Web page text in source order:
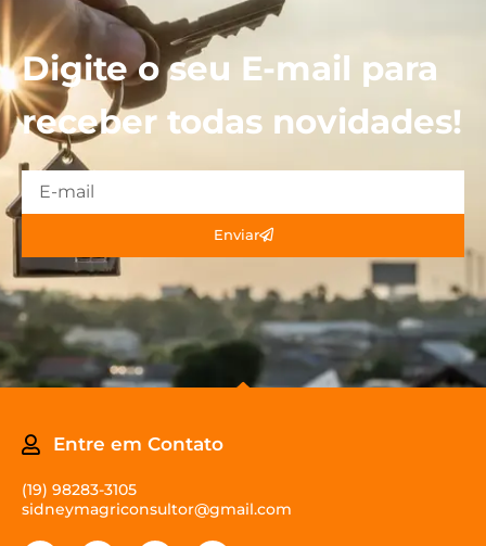
Digite o seu E-mail para
receber todas novidades!
Enviar
Entre em Contato
(19) 98283-3105
sidneymagriconsultor@gmail.com